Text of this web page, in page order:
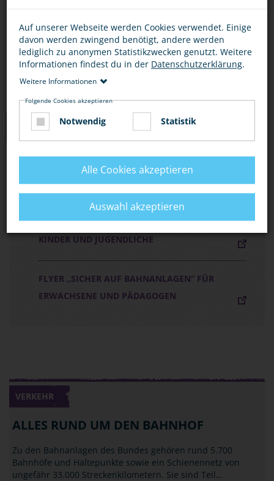
Wenn Gefahr droht, rufe die 110 oder nutze eine
Notrufsäule am Bahnhof.
MEDIEN ZUM THEMA
FLYER „MIT DER BAHN UNTERWEGS, ABER
SICHER!“
FLYER „SICHER AUF BAHNANLAGEN“ FÜR
KINDER UND JUGENDLICHE
FLYER „SICHER AUF BAHNANLAGEN“ FÜR
ERWACHSENE UND PÄDAGOGEN
VERKEHR
ALLES RUND UM DEN BAHNHOF
Zu den Bahnanlagen des Bundes gehören rund 5.700
Bahnhöfe und Haltepunkte sowie ein Schienennetz von
ungefähr 33.000 Streckenkilometern. Sie sind Teil…
Auf unserer Webseite werden Cookies verwendet. Einige
davon werden zwingend benötigt, andere werden
lediglich zu anonymen Statistikzwecken genutzt. Weitere
Informationen findest du in der Datenschutzerklärung.
Weitere Informationen
Folgende Cookies akzeptieren
Notwendig Statistik
Alle Cookies akzeptieren
Auswahl akzeptieren